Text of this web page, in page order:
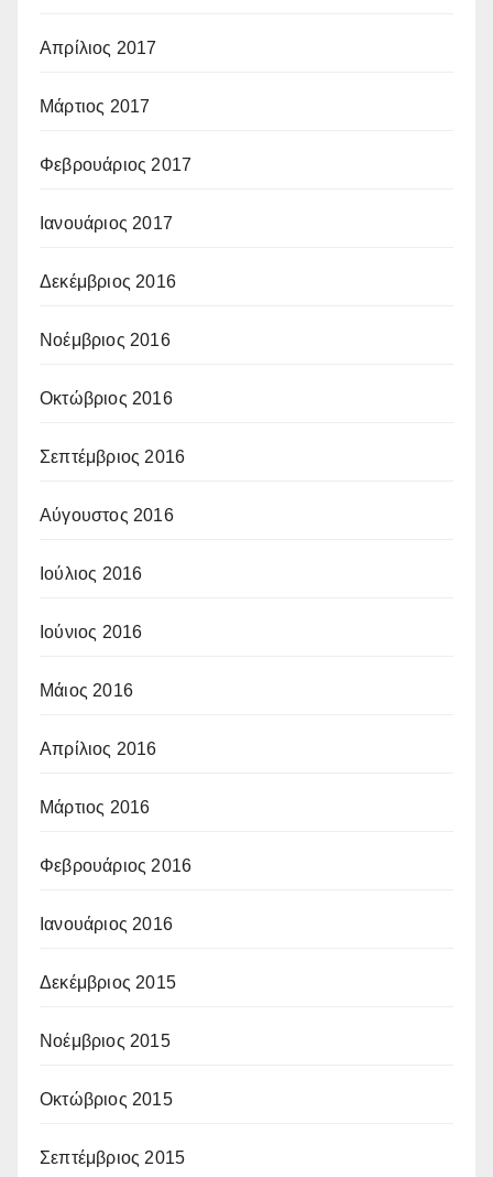
Απρίλιος 2017
Μάρτιος 2017
Φεβρουάριος 2017
Ιανουάριος 2017
Δεκέμβριος 2016
Νοέμβριος 2016
Οκτώβριος 2016
Σεπτέμβριος 2016
Αύγουστος 2016
Ιούλιος 2016
Ιούνιος 2016
Μάιος 2016
Απρίλιος 2016
Μάρτιος 2016
Φεβρουάριος 2016
Ιανουάριος 2016
Δεκέμβριος 2015
Νοέμβριος 2015
Οκτώβριος 2015
Σεπτέμβριος 2015